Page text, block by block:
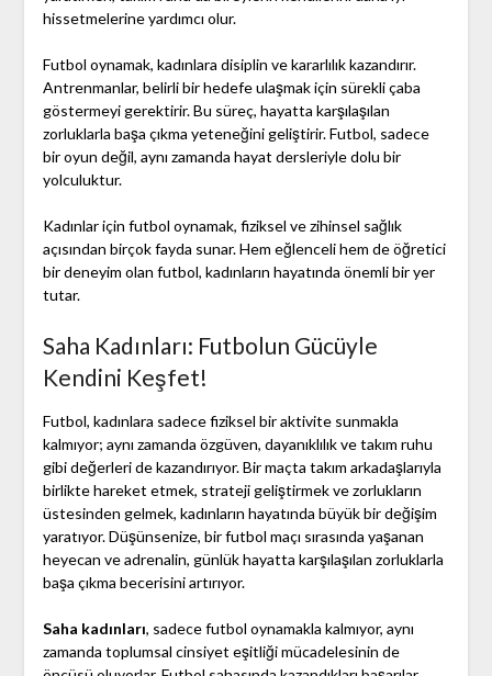
hissetmelerine yardımcı olur.
Futbol oynamak, kadınlara disiplin ve kararlılık kazandırır.
Antrenmanlar, belirli bir hedefe ulaşmak için sürekli çaba
göstermeyi gerektirir. Bu süreç, hayatta karşılaşılan
zorluklarla başa çıkma yeteneğini geliştirir. Futbol, sadece
bir oyun değil, aynı zamanda hayat dersleriyle dolu bir
yolculuktur.
Kadınlar için futbol oynamak, fiziksel ve zihinsel sağlık
açısından birçok fayda sunar. Hem eğlenceli hem de öğretici
bir deneyim olan futbol, kadınların hayatında önemli bir yer
tutar.
Saha Kadınları: Futbolun Gücüyle
Kendini Keşfet!
Futbol, kadınlara sadece fiziksel bir aktivite sunmakla
kalmıyor; aynı zamanda özgüven, dayanıklılık ve takım ruhu
gibi değerleri de kazandırıyor. Bir maçta takım arkadaşlarıyla
birlikte hareket etmek, strateji geliştirmek ve zorlukların
üstesinden gelmek, kadınların hayatında büyük bir değişim
yaratıyor. Düşünsenize, bir futbol maçı sırasında yaşanan
heyecan ve adrenalin, günlük hayatta karşılaşılan zorluklarla
başa çıkma becerisini artırıyor.
Saha kadınları, sadece futbol oynamakla kalmıyor, aynı
zamanda toplumsal cinsiyet eşitliği mücadelesinin de